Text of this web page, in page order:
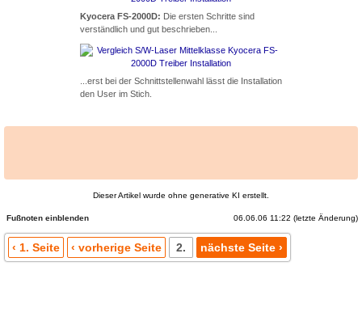
Kyocera FS-2000D: Die ersten Schritte sind
verständlich und gut beschrieben...
...erst bei der Schnittstellenwahl lässt die Installation
den User im Stich.
Dieser Artikel wurde ohne generative KI erstellt.
06.06.06 11:22 (letzte Änderung)
Fußnoten
‹ 1. Seite ‹ vorherige Seite 2. nächste Seite ›